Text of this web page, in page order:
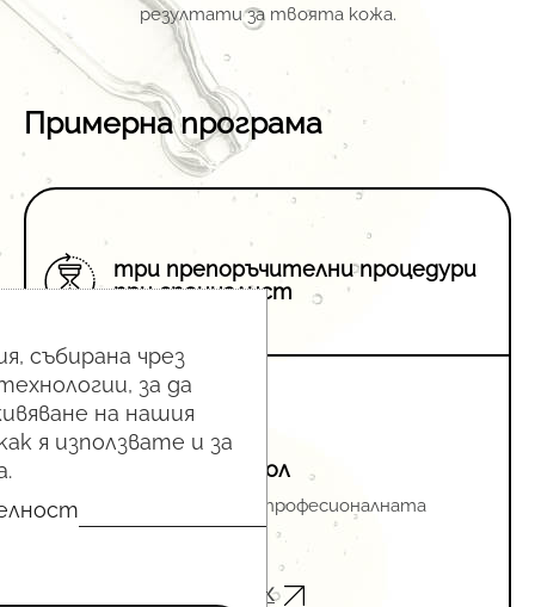
резултати за твоята кожа.
Примерна програма
три препоръчителни процедури
при специалист
медицински протокол
Препоръчителен курс с професионалната
Намери специалист #ТУК
събирана чрез
за да
на нашия
я използвате и за